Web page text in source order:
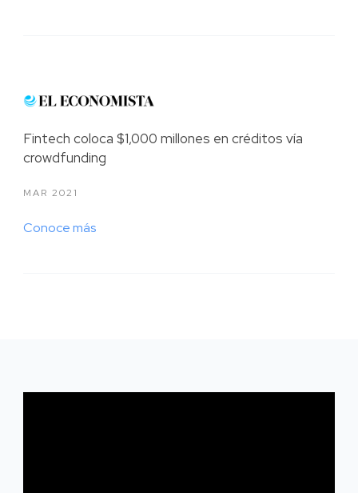
Fintech coloca $1,000 millones en créditos vía
crowdfunding
MAR 2021
Conoce más